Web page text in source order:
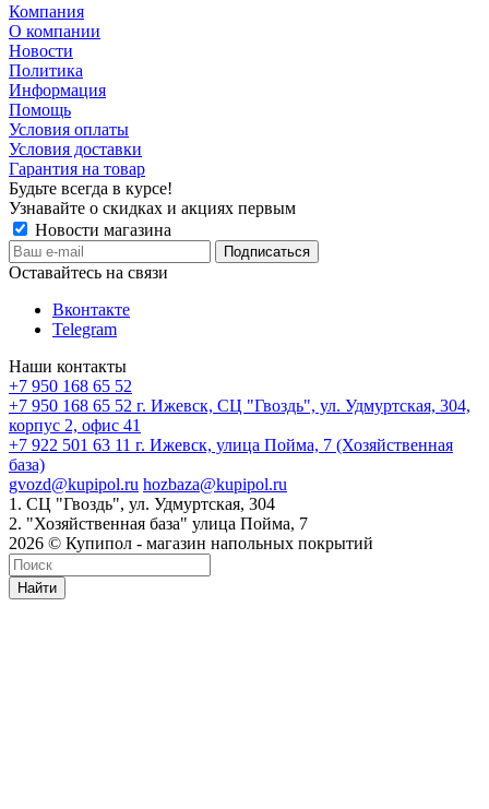
Компания
О компании
Новости
Политика
Информация
Помощь
Условия оплаты
Условия доставки
Гарантия на товар
Будьте всегда в курсе!
Узнавайте о скидках и акциях первым
Новости магазина
Оставайтесь на связи
Вконтакте
Telegram
Наши контакты
+7 950 168 65 52
+7 950 168 65 52 г. Ижевск, СЦ "Гвоздь", ул. Удмуртская, 304,
корпус 2, офис 41
+7 922 501 63 11 г. Ижевск, улица Пойма, 7 (Хозяйственная
база)
gvozd@kupipol.ru hozbaza@kupipol.ru
1. СЦ "Гвоздь", ул. Удмуртская, 304
2. "Хозяйственная база" улица Пойма, 7
2026 © Купипол - магазин напольных покрытий
Найти